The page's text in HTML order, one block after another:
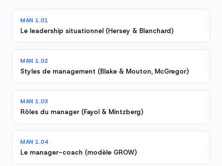
MAN 1.01
Le leadership situationnel (Hersey & Blanchard)
MAN 1.02
Styles de management (Blake & Mouton, McGregor)
MAN 1.03
Rôles du manager (Fayol & Mintzberg)
MAN 1.04
Le manager-coach (modèle GROW)